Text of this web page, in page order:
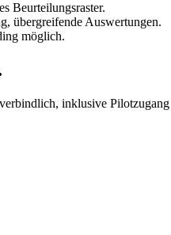
Beurteilungsraster.
übergreifende Auswertungen.
möglich.
inklusive